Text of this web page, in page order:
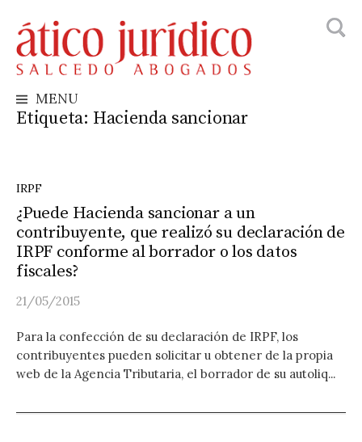
to
content
MENU
Etiqueta: Hacienda sancionar
IRPF
¿Puede Hacienda sancionar a un
contribuyente, que realizó su declaración de
IRPF conforme al borrador o los datos
fiscales?
21/05/2015
Para la confección de su declaración de IRPF, los
contribuyentes pueden solicitar u obtener de la propia
web de la Agencia Tributaria, el borrador de su autoliq...